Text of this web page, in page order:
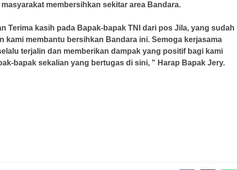
membersihkan sekitar area Bandara.
Terima kasih pada Bapak-bapak TNI dari pos Jila, yang sudah
kami membantu bersihkan Bandara ini. Semoga kerjasama
terjalin dan memberikan dampak yang positif bagi kami
bapak sekalian yang bertugas di sini, " Harap Bapak Jery.